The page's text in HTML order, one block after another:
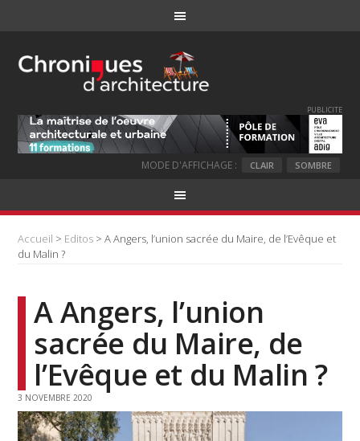
PUBLICITE
MODE D'AFFICHAGE : CLAIR SOMBRE
Accueil > Editos > A Angers, l’union sacrée du Maire, de l’Evêque et
du Malin ?
A Angers, l’union
sacrée du Maire, de
l’Evêque et du Malin ?
3 NOVEMBRE 2020